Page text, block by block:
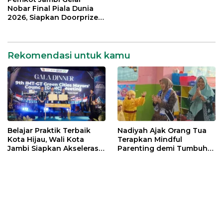
Nobar Final Piala Dunia
2026, Siapkan Doorprize
Rekomendasi untuk kamu
Belajar Praktik Terbaik
Kota Hijau, Wali Kota
Jambi Siapkan Akselerasi
Nadiyah Ajak Orang Tua
Terapkan Mindful
Parenting demi Tumbuh